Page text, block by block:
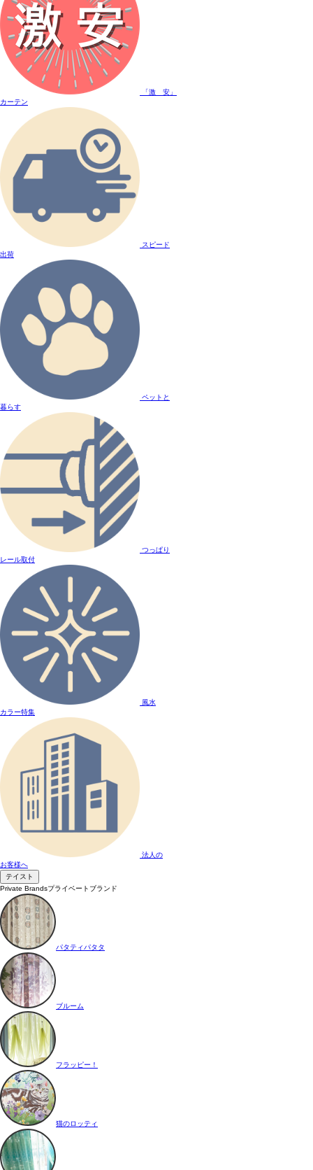
「激 安」
カーテン
スピード
出荷
ペットと
暮らす
つっぱり
レール取付
風水
カラー特集
法人の
お客様へ
テイスト
Private Brandsプライベートブランド
パタティパタタ
ブルーム
フラッピー！
猫のロッティ